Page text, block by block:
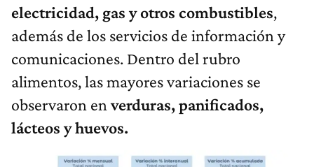
electricidad, gas y otros combustibles,
además de los servicios de información y
comunicaciones. Dentro del rubro
alimentos, las mayores variaciones se
observaron enverduras, panificados,
lácteos y huevos.